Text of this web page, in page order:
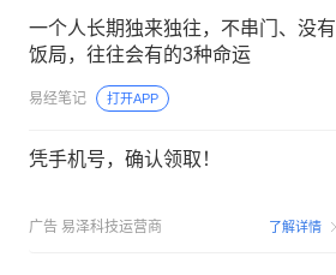
一个人长期独来独往，不串门、没有
饭局，往往会有的3种命运
易经笔记 打开APP
凭手机号，确认领取！
广告 易泽科技运营商 了解详情